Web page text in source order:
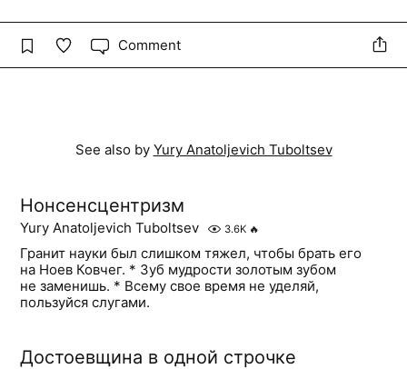
Comment
See also by Yury Anatoljevich Tuboltsev
Нонсенсцентризм
Yury Anatoljevich Tuboltsev 3.6K 🔥
Гранит науки был слишком тяжел, чтобы брать его
на Ноев Ковчег. * Зуб мудрости золотым зубом
не заменишь. * Всему свое время не уделяй,
пользуйся слугами.
Достоевщина в одной строчке